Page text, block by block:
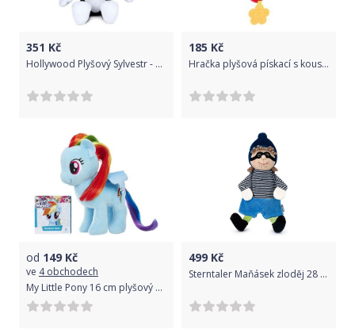
351 Kč
Hollywood Plyšový Sylvestr - Looney Tunes - 20 cm
185 Kč
Hračka plyšová pískací s kousátkem - BERUŠKA žluto-červená
od 149 Kč
ve 4 obchodech
My Little Pony 16 cm plyšový poník
499 Kč
Sterntaler Maňásek zloděj 28 cm 36944